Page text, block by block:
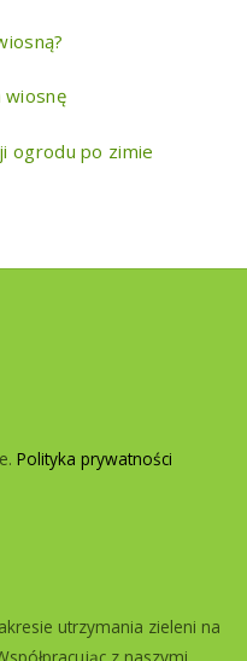
wiosnę
ogrodu po zimie
Polityka prywatności
utrzymania zieleni na